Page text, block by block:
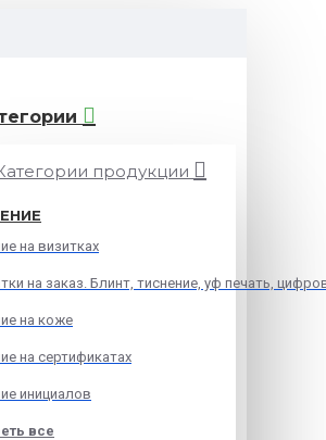
продукции
на визитках
на заказ. Блинт, тиснение, уф печать,
на коже
на сертификатах
инициалов
все